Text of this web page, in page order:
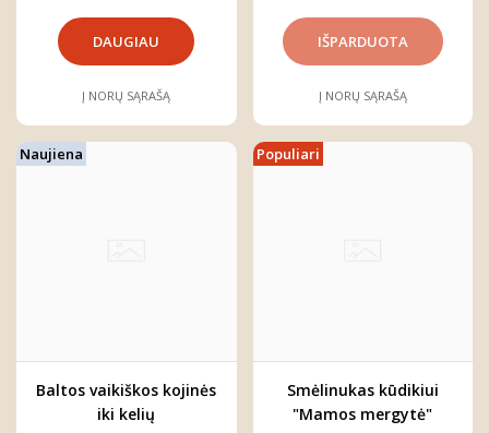
DAUGIAU
Į NORŲ SĄRAŠĄ Į NORŲ SĄRAŠĄ
Naujiena
Baltos vaikiškos kojinės
iki kelių
Populiari
Smėlinukas kūdikiui
"Mamos mergytė"